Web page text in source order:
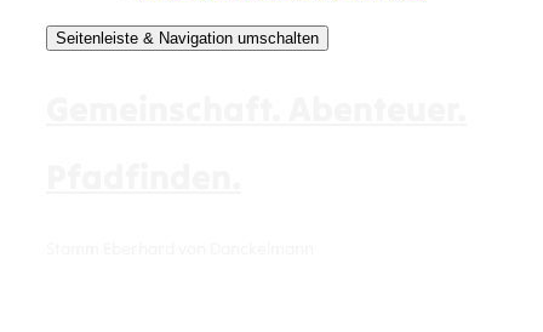
Seitenleiste & Navigation umschalten